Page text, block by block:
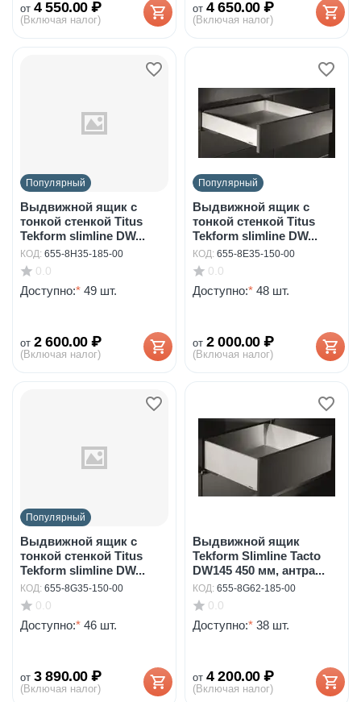
от 4 550.00 ₽
(Включая налог)
от 4 650.00 ₽
(Включая налог)
Популярный
Выдвижной ящик с
тонкой стенкой Titus
Tekform slimline DW...
КОД: 655-8H35-185-00
0.0
Доступно:* 49 шт.
от 2 600.00 ₽
(Включая налог)
Популярный
Выдвижной ящик с
тонкой стенкой Titus
Tekform slimline DW...
КОД: 655-8E35-150-00
0.0
Доступно:* 48 шт.
от 2 000.00 ₽
(Включая налог)
Популярный
Выдвижной ящик с
тонкой стенкой Titus
Tekform slimline DW...
КОД: 655-8G35-150-00
0.0
Доступно:* 46 шт.
от 3 890.00 ₽
(Включая налог)
Выдвижной ящик
Tekform Slimline Tacto
DW145 450 мм, антра...
КОД: 655-8G62-185-00
0.0
Доступно:* 38 шт.
от 4 200.00 ₽
(Включая налог)